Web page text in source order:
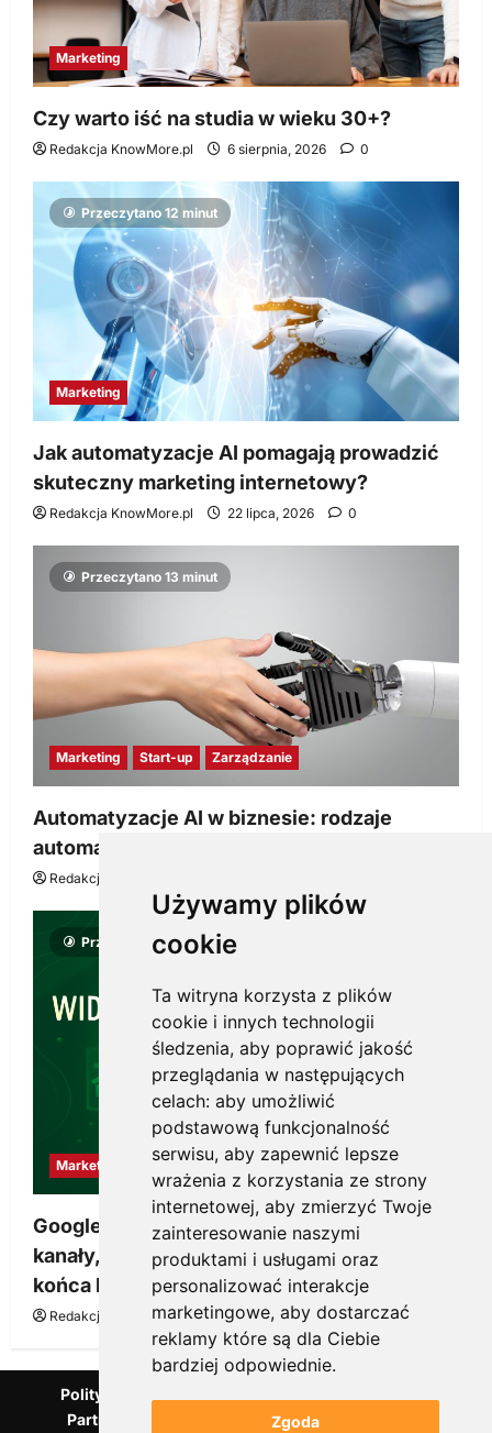
Używamy plików
cookie
Ta witryna korzysta z plików
cookie i innych technologii
śledzenia, aby poprawić jakość
przeglądania w następujących
celach: aby umożliwić
podstawową funkcjonalność
serwisu, aby zapewnić lepsze
wrażenia z korzystania ze strony
internetowej, aby zmierzyć Twoje
zainteresowanie naszymi
produktami i usługami oraz
personalizować interakcje
marketingowe, aby dostarczać
reklamy które są dla Ciebie
bardziej odpowiednie.
Zgoda
Marketing
Czy warto iść na studia w wieku 30+?
Redakcja KnowMore.pl 6 sierpnia, 2026 0
Przeczytano 12 minut
Marketing
Jak automatyzacje AI pomagają prowadzić
skuteczny marketing internetowy?
Redakcja KnowMore.pl 22 lipca, 2026 0
Przeczytano 13 minut
Marketing Start-up Zarządzanie
Automatyzacje AI w biznesie: rodzaje
automatyzacji i korzyści dla Twojej firmy
Redakcja KnowMore.pl
Przeczytano 8 minut
Marketing
Google Ads, SEO i analityka – jak połączyć
kanały, żeby reklama pracowała dłużej niż do
końca budżetu
Redakcja KnowMore.pl 20 marca, 2026 0
Polityka Prywatności
Partnerzy Mentora.pl
Słownik marketingowy